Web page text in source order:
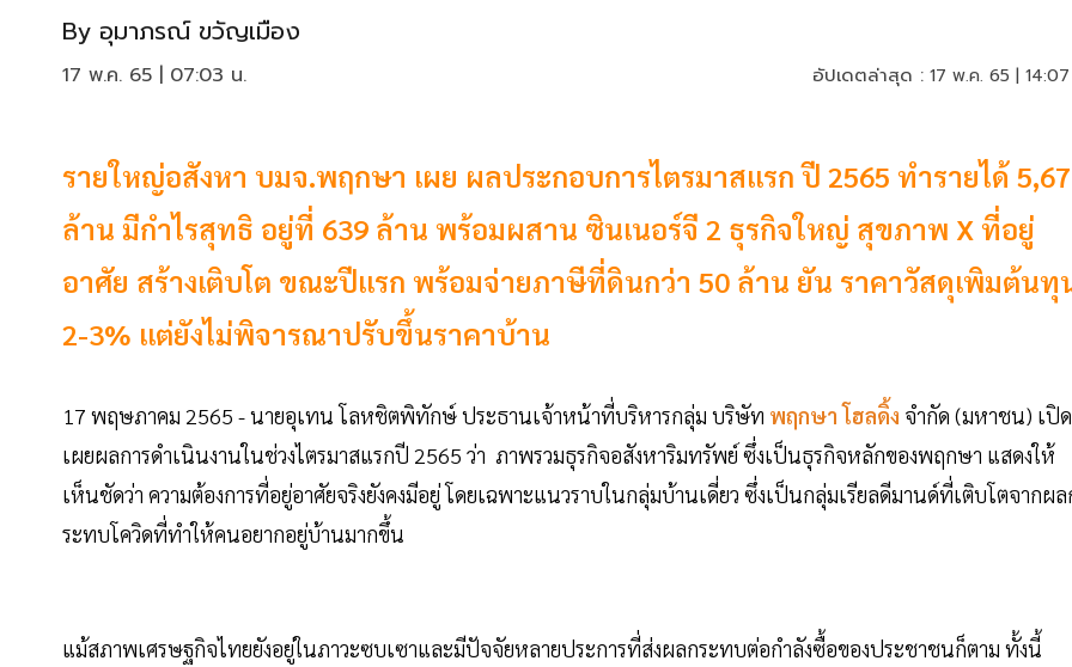
By อุมาภรณ์ ขวัญเมือง
17 พ.ค. 65 | 07:03 น. อัปเดตล่าสุด : 17 พ.ค. 65 |
รายใหญ่อสังหา บมจ.พฤกษา เผย ผลประกอบการไตรมาสแรก ปี 2565 ทำรายได้
ล้าน มีกำไรสุทธิ อยู่ที่ 639 ล้าน พร้อมผสาน ซินเนอร์จี 2 ธุรกิจใหญ่ สุขภาพ X ที่อยู่
อาศัย สร้างเติบโต ขณะปีแรก พร้อมจ่ายภาษีที่ดินกว่า 50 ล้าน ยัน ราคาวัสดุเพิมต้นทุ
2-3% แต่ยังไม่พิจารณาปรับขึ้นราคาบ้าน
17 พฤษภาคม 2565 - นายอุเทน โลหชิตพิทักษ์ ประธานเจ้าหน้าที่บริหารกลุ่ม บริษัท พฤกษา โฮลดิ้ง จำกัด (มหาชน) เปิด
เผยผลการดำเนินงานในช่วงไตรมาสแรกปี 2565 ว่า ภาพรวมธุรกิจอสังหาริมทรัพย์ ซึ่งเป็นธุรกิจหลักของพฤกษา แสดงให้
เห็นชัดว่า ความต้องการที่อยู่อาศัยจริงยังคงมีอยู่ โดยเฉพาะแนวราบในกลุ่มบ้านเดี่ยว ซึ่งเป็นกลุ่มเรียลดีมานด์ที่เติบโตจากผ
ระทบโควิดที่ทำให้คนอยากอยู่บ้านมากขึ้น
แม้สภาพเศรษฐกิจไทยยังอยู่ในภาวะซบเซาและมีปัจจัยหลายประการที่ส่งผลกระทบต่อกำลังซื้อของประชาชนก็ตาม ทั้งนี้